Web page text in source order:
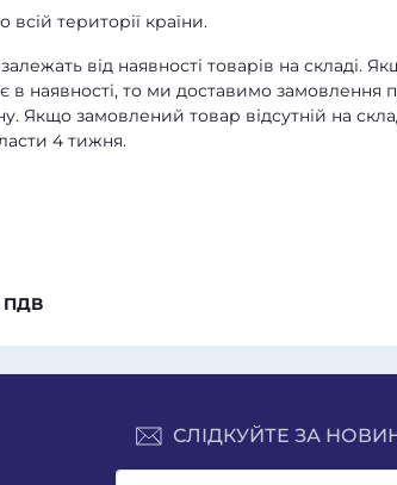
території країни.
від наявності товарів на складі.
в наявності, то ми доставимо замовлення
Якщо замовлений товар відсутній на
4 тижня.
ПДВ
СЛІДКУЙТЕ ЗА